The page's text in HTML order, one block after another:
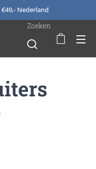
Nederland
Zoeken